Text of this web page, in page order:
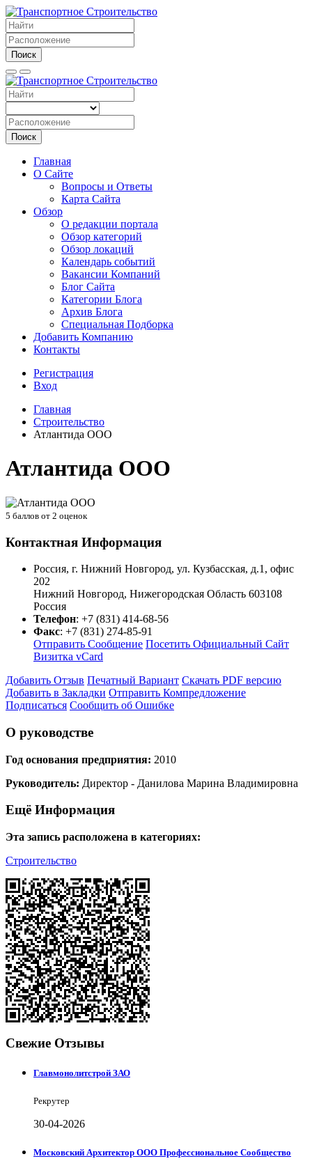
Поиск
Поиск
Главная
О Сайте
Вопросы и Ответы
Карта Сайта
Обзор
О редакции портала
Обзор категорий
Обзор локаций
Календарь событий
Вакансии Компаний
Блог Сайта
Категории Блога
Архив Блога
Специальная Подборка
Добавить Компанию
Контакты
Регистрация
Вход
Главная
Строительство
Атлантида ООО
Атлантида ООО
5 баллов от 2 оценок
Контактная Информация
Россия, г. Нижний Новгород, ул. Кузбасская, д.1, офис
202
Нижний Новгород, Нижегородская Область 603108
Россия
Телефон: +7 (831) 414-68-56
Факс: +7 (831) 274-85-91
Отправить Сообщение Посетить Официальный Сайт
Визитка vCard
Добавить Отзыв Печатный Вариант Скачать PDF версию
Добавить в Закладки Отправить Компредложение
Подписаться Сообщить об Ошибке
О руководстве
Год основания предприятия: 2010
Руководитель: Директор - Данилова Марина Владимировна
Ещё Информация
Эта запись расположена в категориях:
Строительство
Свежие Отзывы
Главмонолитстрой ЗАО
Рекрутер
30-04-2026
Московский Архитектор ООО Профессиональное Сообщество